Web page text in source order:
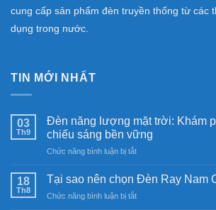
cung cấp sản phẩm đèn truyền thống từ các
dụng trong nước.
TIN MỚI NHẤT
03
Th9
Đèn năng lượng mặt trời: Khám
chiếu sáng bền vững
Chức năng bình luận bị tắtở
năng
mặt
18
Th8
Tại sao nên chọn Đèn Ray Nam
Chức năng bình luận bị tắtở